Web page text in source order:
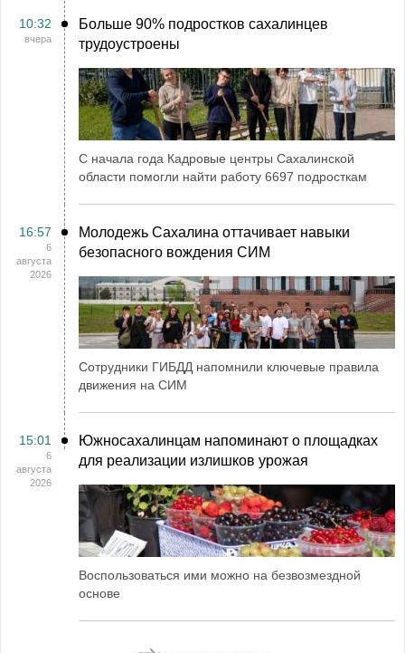
10:32
вчера
Больше 90% подростков сахалинцев
трудоустроены
С начала года Кадровые центры Сахалинской
области помогли найти работу 6697 подросткам
16:57
6
августа
2026
Молодежь Сахалина оттачивает навыки
безопасного вождения СИМ
Сотрудники ГИБДД напомнили ключевые правила
движения на СИМ
15:01
6
августа
2026
Южносахалинцам напоминают о площадках
для реализации излишков урожая
Воспользоваться ими можно на безвозмездной
основе